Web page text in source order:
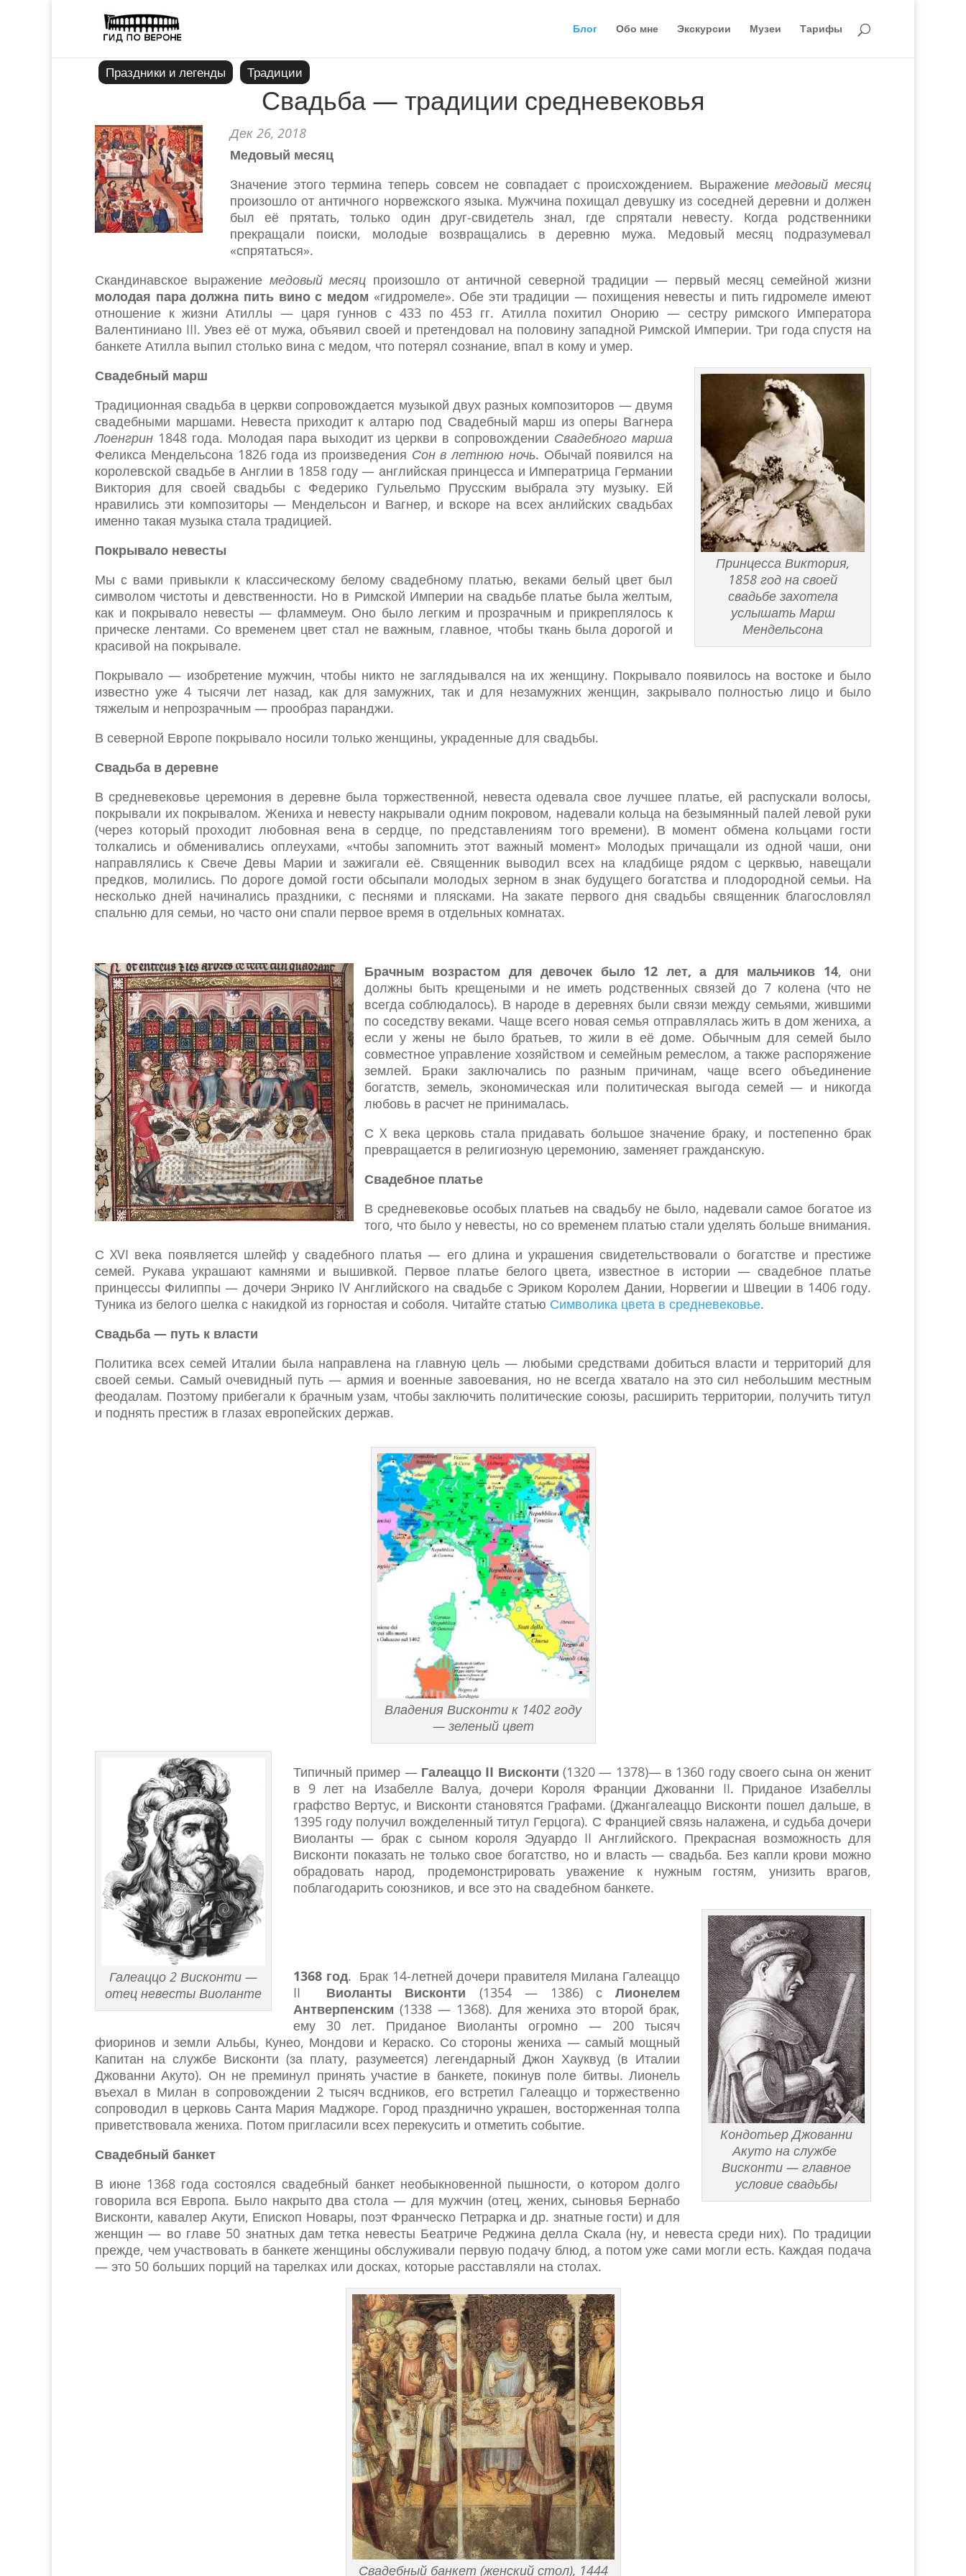
Блог Обо мне Экскурсии Музеи Тарифы
Праздники и легенды Традиции
Свадьба — традиции средневековья
Дек 26, 2018
Медовый месяц
Значение этого термина теперь совсем не совпадает с происхождением. Выражениемедовый месяц
произошло от античного норвежского языка. Мужчина похищал девушку из соседней деревни и должен
был её прятать, только один друг-свидетель знал, где спрятали невесту. Когда родственники
прекращали поиски, молодые возвращались в деревню мужа. Медовый месяц подразумевал
«спрятаться».
Скандинавское выражение медовый месяц произошло от античной северной традиции — первый месяц семейной жизни
молодая пара должна пить вино с медом «гидромеле». Обе эти традиции — похищения невесты и пить гидромеле имеют
отношение к жизни Атиллы — царя гуннов с 433 по 453 гг. Атилла похитил Онорию — сестру римского Императора
Валентиниано III. Увез её от мужа, объявил своей и претендовал на половину западной Римской Империи. Три года спустя на
банкете Атилла выпил столько вина с медом, что потерял сознание, впал в кому и умер.
Принцесса Виктория,
1858 год на своей
свадьбе захотела
услышать Марш
Мендельсона
Свадебный марш
Традиционная свадьба в церкви сопровождается музыкой двух разных композиторов — двумя
свадебными маршами. Невеста приходит к алтарю под Свадебный марш из оперы Вагнера
Лоенгрин 1848 года. Молодая пара выходит из церкви в сопровождении Свадебного марша
Феликса Мендельсона 1826 года из произведения Сон в летнюю ночь. Обычай появился на
королевской свадьбе в Англии в 1858 году — английская принцесса и Императрица Германии
Виктория для своей свадьбы с Федерико Гульельмо Прусским выбрала эту музыку. Ей
нравились эти композиторы — Мендельсон и Вагнер, и вскоре на всех анлийских свадьбах
именно такая музыка стала традицией.
Покрывало невесты
Мы с вами привыкли к классическому белому свадебному платью, веками белый цвет был
символом чистоты и девственности. Но в Римской Империи на свадьбе платье была желтым,
как и покрывало невесты — фламмеум. Оно было легким и прозрачным и прикреплялось к
прическе лентами. Со временем цвет стал не важным, главное, чтобы ткань была дорогой и
красивой на покрывале.
Покрывало — изобретение мужчин, чтобы никто не заглядывался на их женщину. Покрывало появилось на востоке и было
известно уже 4 тысячи лет назад, как для замужних, так и для незамужних женщин, закрывало полностью лицо и было
тяжелым и непрозрачным — прообраз паранджи.
В северной Европе покрывало носили только женщины, украденные для свадьбы.
Свадьба в деревне
В средневековье церемония в деревне была торжественной, невеста одевала свое лучшее платье, ей распускали волосы,
покрывали их покрывалом. Жениха и невесту накрывали одним покровом, надевали кольца на безымянный палей левой руки
(через который проходит любовная вена в сердце, по представлениям того времени). В момент обмена кольцами гости
толкались и обменивались оплеухами, «чтобы запомнить этот важный момент» Молодых причащали из одной чаши, они
направлялись к Свече Девы Марии и зажигали её. Священник выводил всех на кладбище рядом с церквью, навещали
предков, молились. По дороге домой гости обсыпали молодых зерном в знак будущего богатства и плодородной семьи. На
несколько дней начинались праздники, с песнями и плясками. На закате первого дня свадьбы священник благословлял
спальню для семьи, но часто они спали первое время в отдельных комнатах.
Брачным возрастом для девочек было 12 лет, а для мальчиков 14, они
должны быть крещеными и не иметь родственных связей до 7 колена (что не
всегда соблюдалось). В народе в деревнях были связи между семьями, жившими
по соседству веками. Чаще всего новая семья отправлялась жить в дом жениха, а
если у жены не было братьев, то жили в её доме. Обычным для семей было
совместное управление хозяйством и семейным ремеслом, а также распоряжение
землей. Браки заключались по разным причинам, чаще всего объединение
богатств, земель, экономическая или политическая выгода семей — и никогда
любовь в расчет не принималась.
С X векa церковь стала придавать большое значение браку, и постепенно брак
превращается в религиозную церемонию, заменяет гражданскую.
Свадебное платье
В средневековье особых платьев на свадьбу не было, надевали самое богатое из
того, что было у невесты, но со временем платью стали уделять больше внимания.
С XVI века появляется шлейф у свадебного платья — его длина и украшения свидетельствовали о богатстве и престиже
семей. Рукава украшают камнями и вышивкой. Первое платье белого цвета, известное в истории — свадебное платье
принцессы Филиппы — дочери Энрико IV Английского на свадьбе с Эриком Королем Дании, Норвегии и Швеции в 1406 году.
Туника из белого шелка с накидкой из горностая и соболя. Читайте статью Символика цвета в средневековье.
Свадьба — путь к власти
Политика всех семей Италии была направлена на главную цель — любыми средствами добиться власти и территорий для
своей семьи. Самый очевидный путь — армия и военные завоевания, но не всегда хватало на это сил небольшим местным
феодалам. Поэтому прибегали к брачным узам, чтобы заключить политические союзы, расширить территории, получить титул
и поднять престиж в глазах европейских держав.
Владения Висконти к 1402 году
— зеленый цвет
Галеаццо 2 Висконти —
отец невесты Виоланте
Типичный пример — Галеаццо II Висконти (1320 — 1378)— в 1360 году своего сына он женит
в 9 лет на Изабелле Валуа, дочери Короля Франции Джованни II. Приданое Изабеллы
графство Вертус, и Висконти становятся Графами. (Джангалеаццо Висконти пошел дальше, в
1395 году получил вожделенный титул Герцога). С Францией связь налажена, и судьба дочери
Виоланты — брак с сыном короля Эдуардо II Английского. Прекрасная возможность для
Висконти показать не только свое богатство, но и власть — свадьба. Без капли крови можно
обрадовать народ, продемонстрировать уважение к нужным гостям, унизить врагов,
поблагодарить союзников, и все это на свадебном банкете.
Кондотьер Джованни
Акуто на службе
Висконти — главное
условие свадьбы
1368 год. Брак 14-летней дочери правителя Милана Галеаццо
II Виоланты Висконти (1354 — 1386) с Лионелем
Антверпенским (1338 — 1368). Для жениха это второй брак,
ему 30 лет. Приданое Виоланты огромно — 200 тысяч
фиоринов и земли Альбы, Кунео, Мондови и Кераско. Со стороны жениха — самый мощный
Капитан на службе Висконти (за плату, разумеется) легендарный Джон Хауквуд (в Италии
Джованни Акуто). Он не преминул принять участие в банкете, покинув поле битвы. Лионель
въехал в Милан в сопровождении 2 тысяч всдников, его встретил Галеаццо и торжественно
сопроводил в церковь Санта Мария Маджоре. Город празднично украшен, восторженная толпа
приветствовала жениха. Потом пригласили всех перекусить и отметить событие.
Свадебный банкет
В июне 1368 года состоялся свадебный банкет необыкновенной пышности, о котором долго
говорила вся Европа. Было накрыто два стола — для мужчин (отец, жених, сыновья Бернабо
Висконти, кавалер Акути, Епископ Новары, поэт Франческо Петрарка и др. знатные гости) и для
женщин — во главе 50 знатных дам тетка невесты Беатриче Реджина делла Скала (ну, и невеста среди них). По традиции
прежде, чем участвовать в банкете женщины обслуживали первую подачу блюд, а потом уже сами могли есть. Каждая подача
— это 50 больших порций на тарелках или досках, которые расставляли на столах.
Свадебный банкет (женский стол), 1444